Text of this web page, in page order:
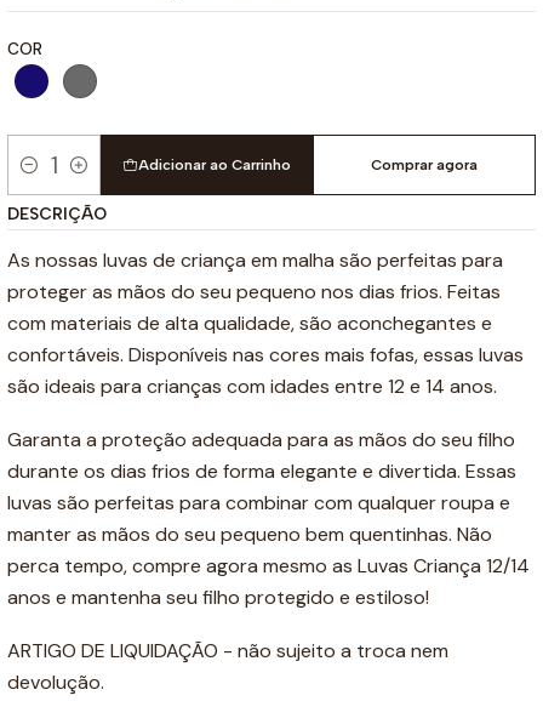
COR
Quantidade
Adicionar ao Carrinho Comprar agora
DESCRIÇÃO
As nossas luvas de criança em malha são perfeitas para
proteger as mãos do seu pequeno nos dias frios. Feitas
com materiais de alta qualidade, são aconchegantes e
confortáveis. Disponíveis nas cores mais fofas, essas luvas
são ideais para crianças com idades entre 12 e 14 anos.
Garanta a proteção adequada para as mãos do seu filho
durante os dias frios de forma elegante e divertida. Essas
luvas são perfeitas para combinar com qualquer roupa e
manter as mãos do seu pequeno bem quentinhas. Não
perca tempo, compre agora mesmo as Luvas Criança 12/14
anos e mantenha seu filho protegido e estiloso!
ARTIGO DE LIQUIDAÇÃO - não sujeito a troca nem
devolução.